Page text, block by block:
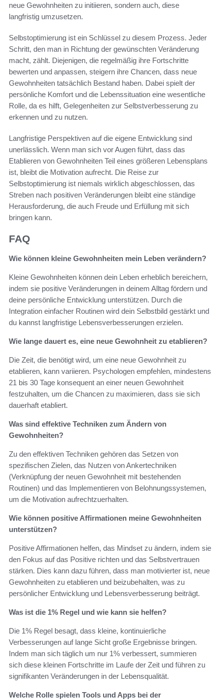
neue Gewohnheiten zu initiieren, sondern auch, diese
langfristig umzusetzen.
Selbstoptimierung ist ein Schlüssel zu diesem Prozess. Jeder
Schritt, den man in Richtung der gewünschten Veränderung
macht, zählt. Diejenigen, die regelmäßig ihre Fortschritte
bewerten und anpassen, steigern ihre Chancen, dass neue
Gewohnheiten tatsächlich Bestand haben. Dabei spielt der
persönliche Komfort und die Lebenssituation eine wesentliche
Rolle, da es hilft, Gelegenheiten zur Selbstverbesserung zu
erkennen und zu nutzen.
Langfristige Perspektiven auf die eigene Entwicklung sind
unerlässlich. Wenn man sich vor Augen führt, dass das
Etablieren von Gewohnheiten Teil eines größeren Lebensplans
ist, bleibt die Motivation aufrecht. Die Reise zur
Selbstoptimierung ist niemals wirklich abgeschlossen, das
Streben nach positiven Veränderungen bleibt eine ständige
Herausforderung, die auch Freude und Erfüllung mit sich
bringen kann.
FAQ
Wie können kleine Gewohnheiten mein Leben verändern?
Kleine Gewohnheiten können dein Leben erheblich bereichern,
indem sie positive Veränderungen in deinem Alltag fördern und
deine persönliche Entwicklung unterstützen. Durch die
Integration einfacher Routinen wird dein Selbstbild gestärkt und
du kannst langfristige Lebensverbesserungen erzielen.
Wie lange dauert es, eine neue Gewohnheit zu etablieren?
Die Zeit, die benötigt wird, um eine neue Gewohnheit zu
etablieren, kann variieren. Psychologen empfehlen, mindestens
21 bis 30 Tage konsequent an einer neuen Gewohnheit
festzuhalten, um die Chancen zu maximieren, dass sie sich
dauerhaft etabliert.
Was sind effektive Techniken zum Ändern von
Gewohnheiten?
Zu den effektiven Techniken gehören das Setzen von
spezifischen Zielen, das Nutzen von Ankertechniken
(Verknüpfung der neuen Gewohnheit mit bestehenden
Routinen) und das Implementieren von Belohnungssystemen,
um die Motivation aufrechtzuerhalten.
Wie können positive Affirmationen meine Gewohnheiten
unterstützen?
Positive Affirmationen helfen, das Mindset zu ändern, indem sie
den Fokus auf das Positive richten und das Selbstvertrauen
stärken. Dies kann dazu führen, dass man motivierter ist, neue
Gewohnheiten zu etablieren und beizubehalten, was zu
persönlicher Entwicklung und Lebensverbesserung beiträgt.
Was ist die 1% Regel und wie kann sie helfen?
Die 1% Regel besagt, dass kleine, kontinuierliche
Verbesserungen auf lange Sicht große Ergebnisse bringen.
Indem man sich täglich um nur 1% verbessert, summieren
sich diese kleinen Fortschritte im Laufe der Zeit und führen zu
signifikanten Veränderungen in der Lebensqualität.
Welche Rolle spielen Tools und Apps bei der